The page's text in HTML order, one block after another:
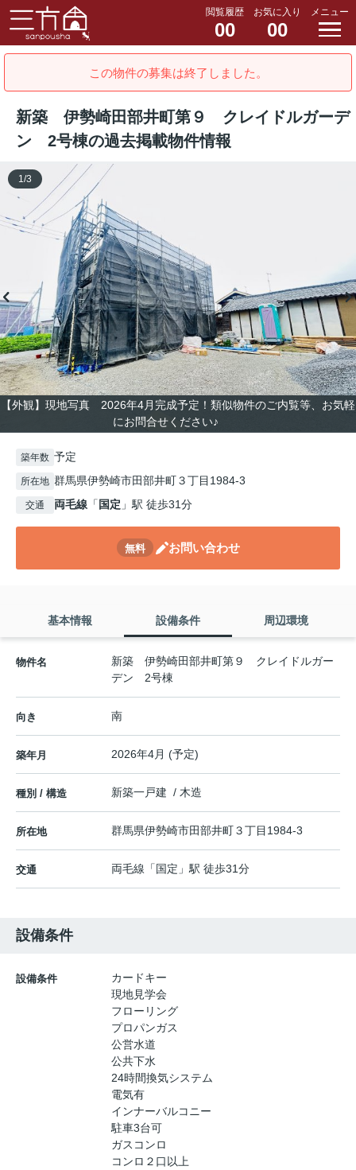
閲覧履歴
00
お気に入り
00
メニュー
この物件の募集は終了しました。
新築 伊勢崎田部井町第９ クレイドルガーデ
ン 2号棟の過去掲載物件情報
【外観】現地写真 2026年4月完成予定！類似物件のご内覧等、お気軽
にお問合せください♪
1/3
築年数 予定
所在地 群馬県伊勢崎市田部井町３丁目1984-3
交通 両毛線 「 国定 」駅 徒歩31分
無料 お問い合わせ
基本情報 設備条件 周辺環境
物件名
新築 伊勢崎田部井町第９ クレイドルガー
デン 2号棟
向き 南
築年月 2026年4月 (予定)
種別 / 構造 新築一戸建 / 木造
所在地 群馬県伊勢崎市田部井町３丁目1984-3
交通 両毛線 「 国定 」駅 徒歩31分
設備条件
設備条件
カードキー
現地見学会
フローリング
プロパンガス
公営水道
公共下水
24時間換気システム
電気有
インナーバルコニー
駐車3台可
ガスコンロ
コンロ２口以上